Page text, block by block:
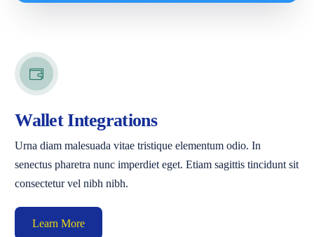
Wallet Integrations
Urna diam malesuada vitae tristique elementum odio. In
senectus pharetra nunc imperdiet eget. Etiam sagittis tincidunt sit
consectetur vel nibh nibh.
Learn More